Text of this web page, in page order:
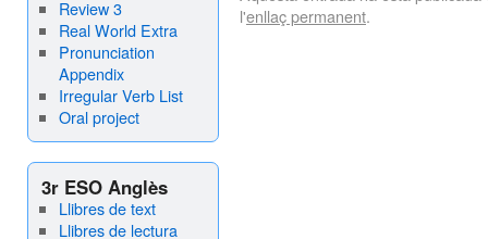
Review 3
Real World Extra
Pronunciation
Appendix
Irregular Verb List
Oral project
3r ESO Anglès
Llibres de text
Llibres de lectura
l'enllaç permanent.